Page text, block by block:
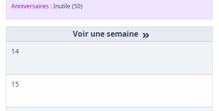
Anniversaires :Inutile(50)
»
14
15